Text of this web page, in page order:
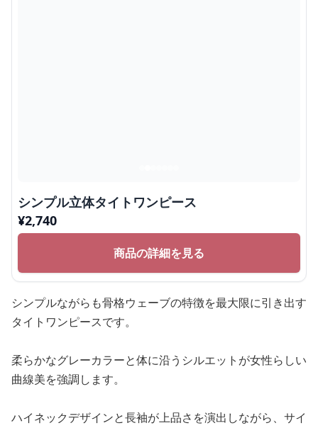
シンプル立体タイトワンピース
¥2,740
商品の詳細を見る
シンプルながらも骨格ウェーブの特徴を最大限に引き出す
タイトワンピースです。
柔らかなグレーカラーと体に沿うシルエットが女性らしい
曲線美を強調します。
ハイネックデザインと長袖が上品さを演出しながら、サイ